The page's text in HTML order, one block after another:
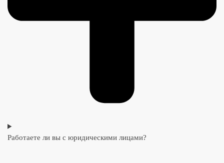
Работаете ли вы с юридическими лицами?